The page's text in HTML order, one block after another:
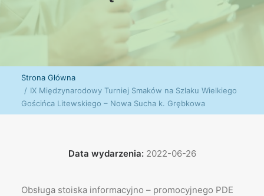
Strona Główna
IX Międzynarodowy Turniej Smaków na Szlaku Wielkiego
Gościńca Litewskiego – Nowa Sucha k. Grębkowa
Data wydarzenia:2022-06-26
Obsługa stoiska informacyjno – promocyjnego PDE